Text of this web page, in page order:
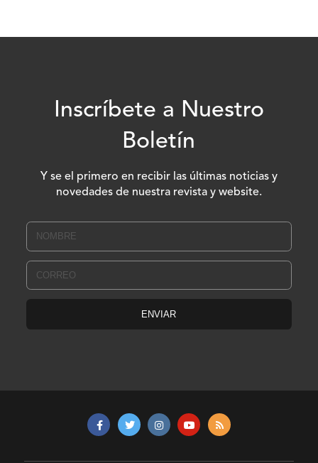
Inscríbete a Nuestro
Boletín
Y se el primero en recibir las últimas noticias y
novedades de nuestra revista y website.